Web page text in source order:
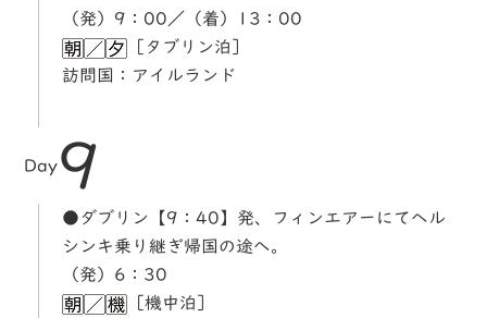
（発）9：00／（着）13：00
［タブリン泊］
訪問国：アイルランド
Day9
●ダブリン【9：40】発、フィンエアーにてヘル
シンキ乗り継ぎ帰国の途へ。
（発）6：30
［機中泊］